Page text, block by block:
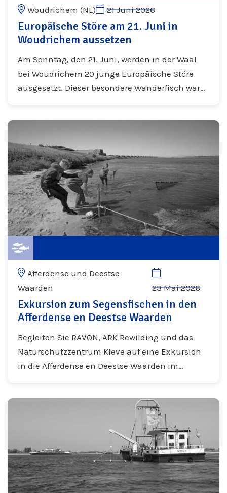
Woudrichem (NL) 21 Juni 2026
Europäische Störe am 21. Juni in
Woudrichem aussetzen
Am Sonntag, den 21. Juni, werden in der Waal
bei Woudrichem 20 junge Europäische Störe
ausgesetzt. Dieser besondere Wanderfisch war
Afferdense und Deestse
Waarden
23 Mai 2026
Exkursion zum Segensfischen in den
Afferdense en Deestse Waarden
Begleiten Sie RAVON, ARK Rewilding und das
Naturschutzzentrum Kleve auf eine Exkursion
in die Afferdense en Deestse Waarden im